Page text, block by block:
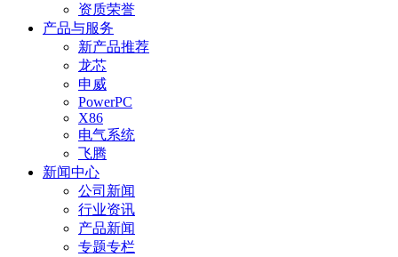
资质荣誉
产品与服务
新产品推荐
龙芯
申威
PowerPC
X86
电气系统
飞腾
新闻中心
公司新闻
行业资讯
产品新闻
专题专栏